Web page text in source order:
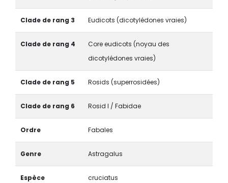
Clade de rang 3 Eudicots (dicotylédones vraies)
Clade de rang 4
Core eudicots (noyau des
dicotylédones vraies)
Clade de rang 5 Rosids (superrosidées)
Clade de rang 6 Rosid I / Fabidae
Ordre Fabales
Genre Astragalus
Espèce cruciatus